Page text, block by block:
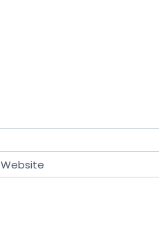
Website